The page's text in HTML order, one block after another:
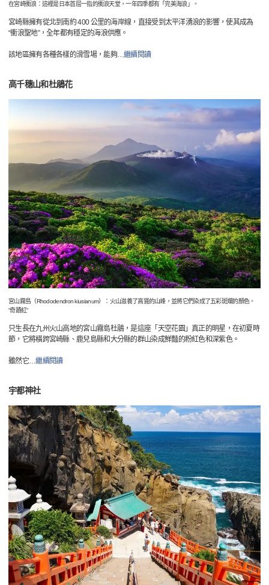
在宮崎衝浪：這裡是日本首屈一指的衝浪天堂，一年四季都有「完美海浪」。
宮崎縣擁有從北到南約 400 公里的海岸線，直接受到太平洋湧浪的影響，使其成為
“衝浪聖地”，全年都有穩定的海浪供應。
該地區擁有各種各樣的滑雪場，能夠…繼續閱讀
高千穗山和杜鵑花
宮山霧島（Rhododendron kiusianum）：火山滋養了高聳的山峰，並將它們染成了五彩斑斕的顏色。
“奇蹟紅“
只生長在九州火山高地的宮山霧島杜鵑，是這座「天空花園」真正的明星，在初夏時
節，它將橫跨宮崎縣、鹿兒島縣和大分縣的群山染成鮮豔的粉紅色和深紫色。
雖然它…繼續閱讀
宇都神社